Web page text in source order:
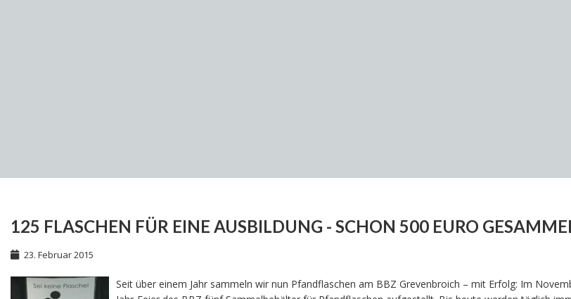
125 FLASCHEN FÜR EINE AUSBILDUNG - SCHON 500 EURO
23. Februar 2015
Seit über einem Jahr sammeln wir nun Pfandflaschen am BBZ Grevenbroich – mit Erfolg: Im